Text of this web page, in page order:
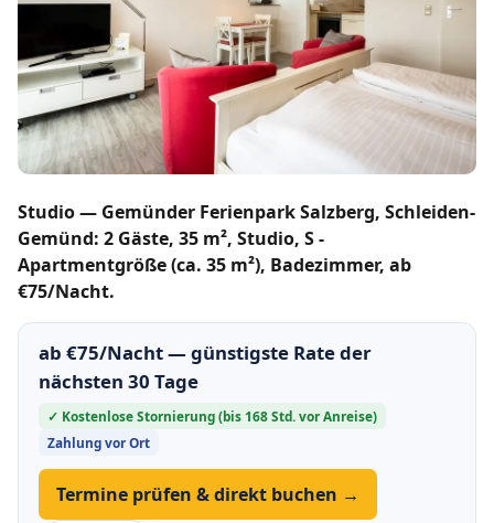
Studio — Gemünder Ferienpark Salzberg, Schleiden-
Gemünd: 2 Gäste, 35 m², Studio, S -
Apartmentgröße (ca. 35 m²), Badezimmer, ab
€75/Nacht.
ab €75/Nacht — günstigste Rate der
nächsten 30 Tage
✓ Kostenlose Stornierung (bis 168 Std. vor Anreise)
Zahlung vor Ort
Termine prüfen & direkt buchen →